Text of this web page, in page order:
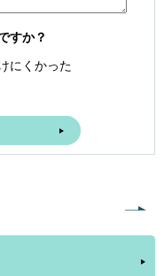
すか？
にくかった